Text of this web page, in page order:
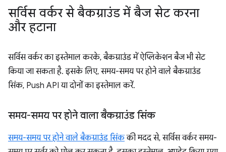
सर्विस वर्कर से बैकग्राउंड में बैज सेट करना
और हटाना
सर्विस वर्कर का इस्तेमाल करके, बैकग्राउंड में ऐप्लिकेशन बैज भी सेट
किया जा सकता है. इसके लिए, समय-समय पर होने वाले बैकग्राउंड
सिंक, Push API या दोनों का इस्तेमाल करें.
समय-समय पर होने वाला बैकग्राउंड सिंक
समय-समय पर होने वाले बैकग्राउंड सिंककी मदद से, सर्विस वर्कर समय-